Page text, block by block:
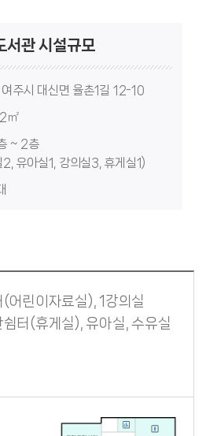
서관 시설규모
주시 대신면 율촌1길 12-10
㎡
~ 2층
2, 유아실1, 강의실3, 휴게실1)
어린이자료실), 1강의실
쉼터(휴게실), 유아실, 수유실